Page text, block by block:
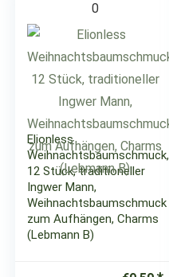
0
Elionless
Weihnachtsbaumschmuck,
12 Stück, traditioneller
Ingwer Mann,
Weihnachtsbaumschmuck
zum Aufhängen, Charms
(Lebmann B)